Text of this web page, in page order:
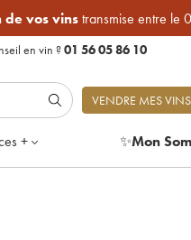
vos vinstransmise entre le
en vin ?01 56 05 86 10
VENDRE MES VINS
+ ✨Mon